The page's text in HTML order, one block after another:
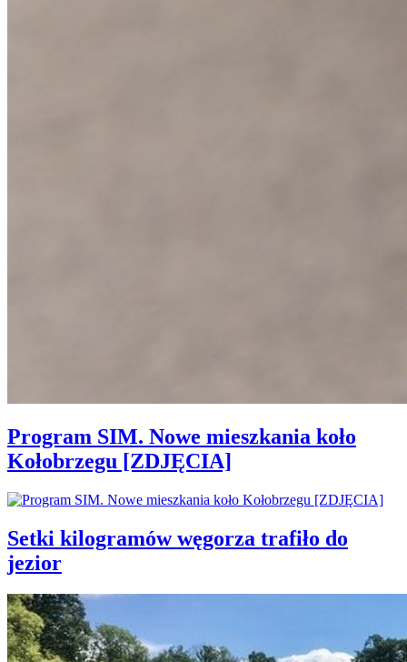
Program SIM. Nowe mieszkania koło
Kołobrzegu [ZDJĘCIA]
Setki kilogramów węgorza trafiło do
jezior